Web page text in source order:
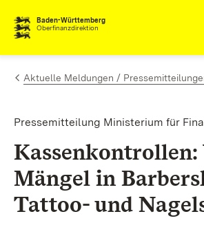
Zum Inhalt springen
Baden-Württemberg
Oberfinanzdirektion
Aktuelle Meldungen /
Pressemitteilung Ministerium für
Kassenkontrollen:
Mängel in
Tattoo- und